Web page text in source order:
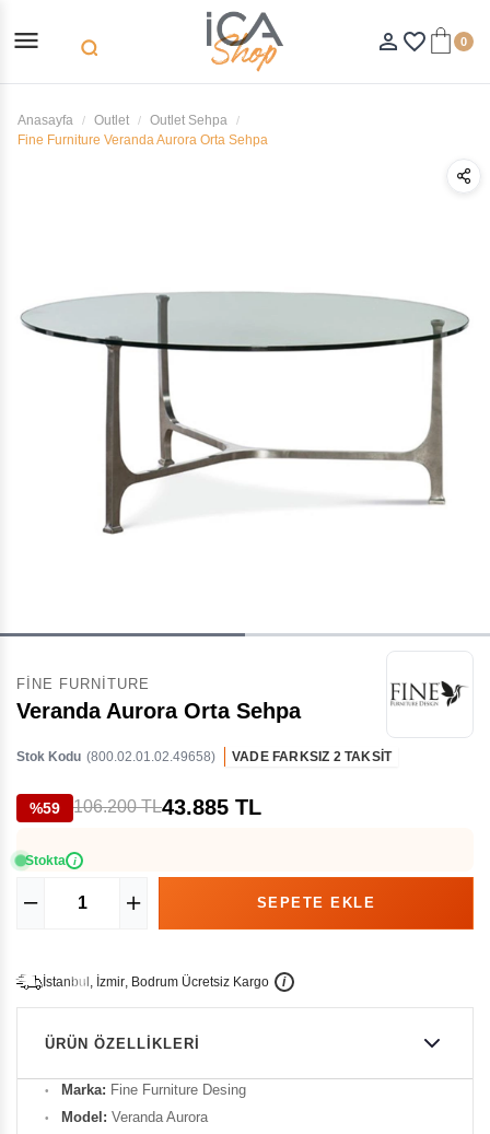
menu search person_outline favorite_border 0
Anasayfa Outlet
Outlet Sehpa
Fine Furniture Veranda Aurora Orta Sehpa
FINE FURNITURE
Veranda Aurora Orta Sehpa
Stok Kodu (800.02.01.02.49658) VADE FARKSIZ 2 TAKSİT
%59 106.200 TL43.885 TL
Stokta i
İstanbu , İzmir, Bodrum Ücretsiz Kargo i
ÜRÜN ÖZELLIKLERI
Marka: Fine Furniture Desing
Model: Veranda Aurora